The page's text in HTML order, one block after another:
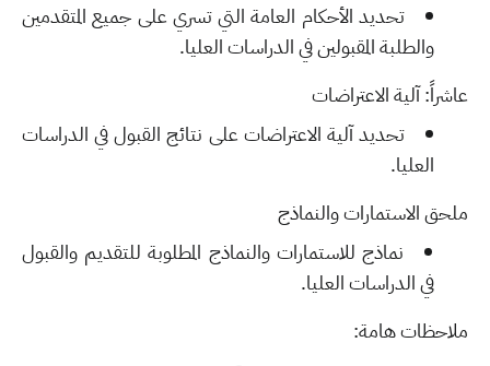
تحديد الأحكام العامة التي تسري على جميع المتقدمين
والطلبة المقبولين في الدراسات العليا.
عاشراً: آلية الاعتراضات
تحديد آلية الاعتراضات على نتائج القبول في الدراسات
العليا.
ملحق الاستمارات والنماذج
نماذج للاستمارات والنماذج المطلوبة للتقديم والقبول
في الدراسات العليا.
ملاحظات هامة: